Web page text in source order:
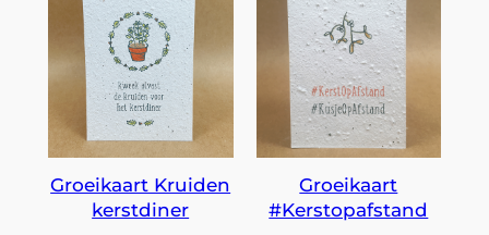
Groeikaart Kruiden
kerstdiner
Groeikaart
#Kerstopafstand